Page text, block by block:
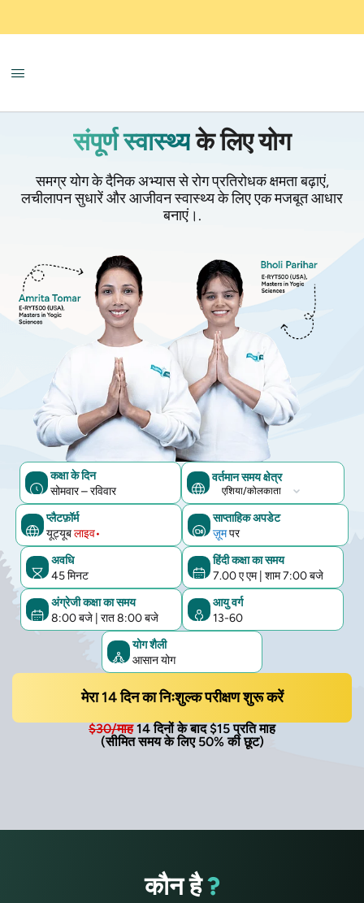
संपूर्ण स्वास्थ्यके लिए योग
समग्र योग के दैनिक अभ्यास से रोग प्रतिरोधक क्षमता बढ़ाएं,
लचीलापन सुधारें और आजीवन स्वास्थ्य के लिए एक मजबूत आधार
बनाएं।.
कक्षा के दिन
सोमवार – रविवार
वर्तमान समय क्षेत्र
वर्तमान
समय
क्षेत्र
प्लैटफ़ॉर्म
यूट्यूबलाइव•
साप्ताहिक अपडेट
ज़ूमपर
अवधि
45 मिनट
हिंदी कक्षा का समय
7.00 ए एम| शाम 7:00 बजे
अंग्रेजी कक्षा का समय
8:00 बजे |रात 8:00 बजे
आयु वर्ग
13-60
योग शैली
आसान योग
मेरा 14 दिन का निःशुल्क परीक्षण शुरू करें
$30/माह14 दिनों के बाद $15 प्रति माह
(सीमित समय के लिए 50% की छूट)
कौन है?